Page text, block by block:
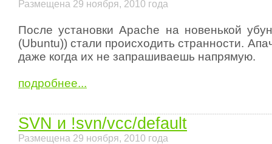
Размещена 29 ноября, 2010 года
После установки Apache на новенькой
(Ubuntu)) стали происходить странности.
даже когда их не запрашиваешь напрямую.
подробнее...
SVN и !svn/vcc/default
Размещена 29 ноября, 2010 года